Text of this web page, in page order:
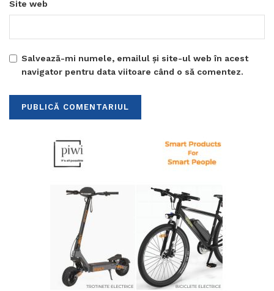
Site web
Salvează-mi numele, emailul și site-ul web în acest
navigator pentru data viitoare când o să comentez.